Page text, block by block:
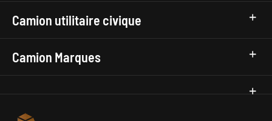
Camion utilitaire civique
Camion Marques